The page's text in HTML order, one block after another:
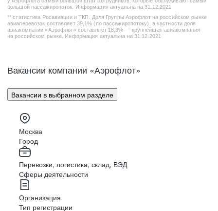
большой пассажиропоток. Информация актуальна на 31.12.2021
** статистика Росавиации и ТКП. Доля Группы Аэрофлот на российском рынке
авиаперевозок составляет 39,1% (по пассажиропотоку), в частности доля
авиакомпании «Аэрофлот» составляет 18,3% — крупнейшая авиакомпания
на российском рынке. Информация актуальна на 31.12.2021
Вакансии компании «Аэрофлот»
Вакансии в выбранном разделе
Москва
Город
Перевозки, логистика, склад, ВЭД
Сферы деятельности
Организация
Тип регистрации